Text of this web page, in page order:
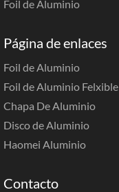
Foil de Aluminio
Página de enlaces
Foil de Aluminio
Foil de Aluminio Felxible
Chapa De Aluminio
Disco de Aluminio
Haomei Aluminio
Contacto